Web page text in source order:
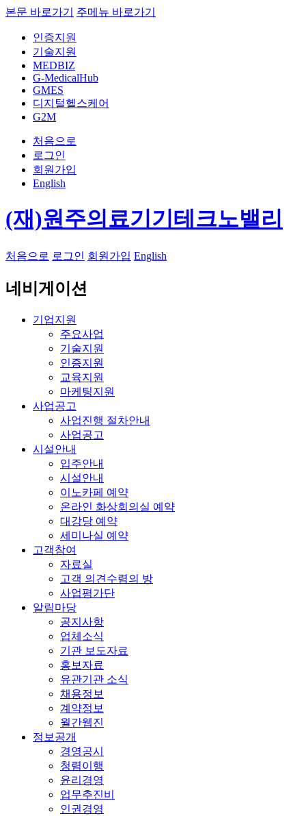
본문 바로가기 주메뉴 바로가기
인증지원
기술지원
MEDBIZ
G-MedicalHub
GMES
디지털헬스케어
G2M
처음으로
로그인
회원가입
English
(재)원주의료기기테크노밸리
처음으로 로그인 회원가입 English
네비게이션
기업지원
주요사업
기술지원
인증지원
교육지원
마케팅지원
사업공고
사업진행 절차안내
사업공고
시설안내
입주안내
시설안내
이노카페 예약
온라인 화상회의실 예약
대강당 예약
세미나실 예약
고객참여
자료실
고객 의견수렴의 방
사업평가단
알림마당
공지사항
업체소식
기관 보도자료
홍보자료
유관기관 소식
채용정보
계약정보
월간웹진
정보공개
경영공시
청렴이행
윤리경영
업무추진비
인권경영